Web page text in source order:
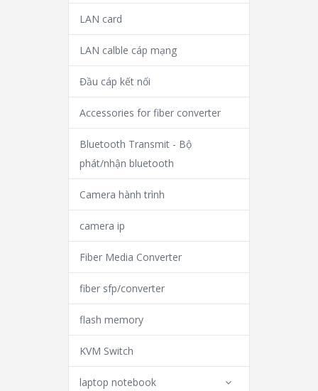
LAN card
LAN calble cáp mạng
Đầu cáp kết nối
Accessories for fiber converter
Bluetooth Transmit - Bộ
phát/nhận bluetooth
Camera hành trình
camera ip
Fiber Media Converter
fiber sfp/converter
flash memory
KVM Switch
laptop notebook